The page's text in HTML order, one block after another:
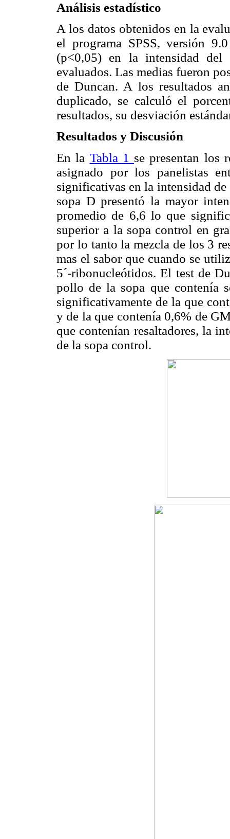
Análisis estadístico
A los datos obtenidos en la
el programa SPSS, versión
(p<0,05) en la intensidad
evaluados. Las medias fueron
de Duncan. A los resultados
duplicado, se calculó el
resultados, su desviación
Resultados y Discusión
En la Tabla 1 se presentan los
asignado por los panelistas
significativas en la intensidad de
sopa D presentó la mayor
promedio de 6,6 lo que
superior a la sopa control en
por lo tanto la mezcla de los 3
mas el sabor que cuando se
5´-ribonucleótidos. El test de
pollo de la sopa que contenía
significativamente de la que
y de la que contenía 0,6% de
que contenían resaltadores, la
de la sopa control.